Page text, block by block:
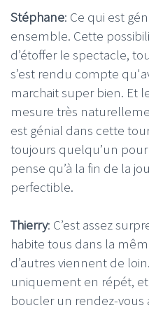
Stéphane: Ce qui est
ensemble. Cette
d’étoffer le spectacle,
s’est rendu compte
marchait super bien. Et
mesure très
est génial dans cette
toujours quelqu’un
pense qu’à la fin de la
perfectible.
Thierry: C’est assez
habite tous dans la
d’autres viennent de
uniquement en répét, et
boucler un rendez-vous